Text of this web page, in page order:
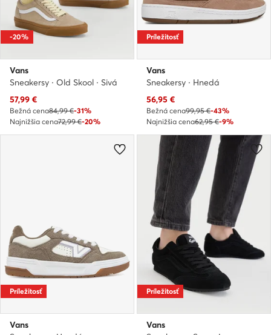
-20%
Vans
Sneakersy · Old Skool · Sivá
Aktuálna cena
57,99 €
Bežná cena84,99 €-31%
Najnižšia cena72,99 €-20%
Príležitosť
Vans
Sneakersy · Hnedá
Aktuálna cena
56,95 €
Bežná cena99,95 €-43%
Najnižšia cena62,95 €-9%
Príležitosť
Vans
Príležitosť
Vans